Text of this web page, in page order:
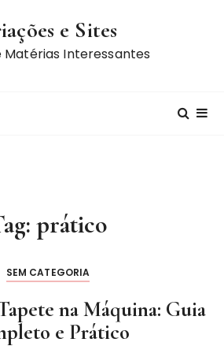
e Sites
Matérias Interessantes
prático
SEM CATEGORIA
na Máquina: Guia
e Prático